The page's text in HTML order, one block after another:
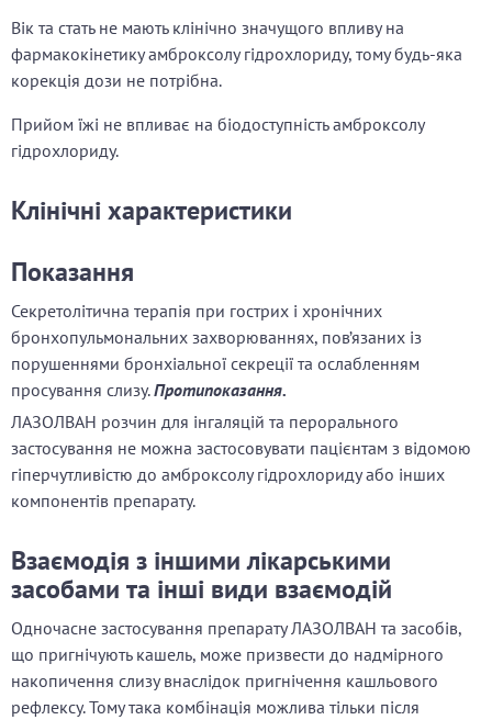
Вік та стать не мають клінічно значущого впливу на
фармакокінетику амброксолу гідрохлориду, тому будь-яка
корекція дози не потрібна.
Прийом їжі не впливає на біодоступність амброксолу
гідрохлориду.
Клінічні характеристики
Показання
Секретолітична терапія при гострих і хронічних
бронхопульмональних захворюваннях, пов’язаних із
порушеннями бронхіальної секреції та ослабленням
просування слизу.Протипоказання.
ЛАЗОЛВАН розчин для інгаляцій та перорального
застосування не можна застосовувати пацієнтам з відомою
гіперчутливістю до амброксолу гідрохлориду або інших
компонентів препарату.
Взаємодія з іншими лікарськими
засобами та інші види взаємодій
Одночасне застосування препарату ЛАЗОЛВАН та засобів,
що пригнічують кашель, може призвести до надмірного
накопичення слизу внаслідок пригнічення кашльового
рефлексу. Тому така комбінація можлива тільки після